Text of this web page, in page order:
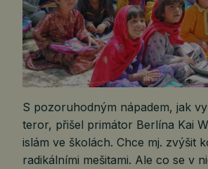
S pozoruhodným nápadem, jak
teror, přišel primátor Berlína Kai
islám ve školách. Chce mj. zvýšit
radikálními mešitami. Ale co se v